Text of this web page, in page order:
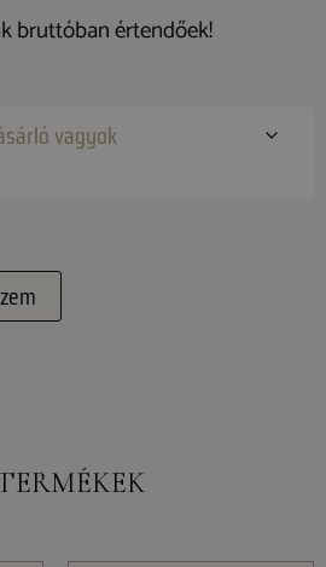
bruttóban értendőek!